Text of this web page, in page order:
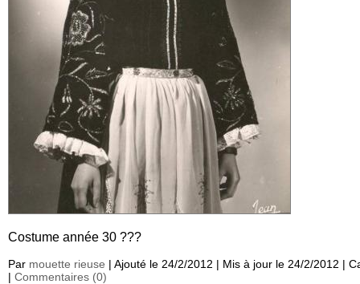
Costume année 30 ???
Par mouette rieuse | Ajouté le 24/2/2012 | Mis à jour le 24/2/2012 |
| Commentaires (0)